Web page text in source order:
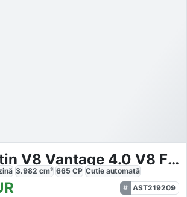
Aston Martin V8 Vantage 4.0 V8 Facelift
3.982 cm³ 665 CP Cutie automată
AST219209